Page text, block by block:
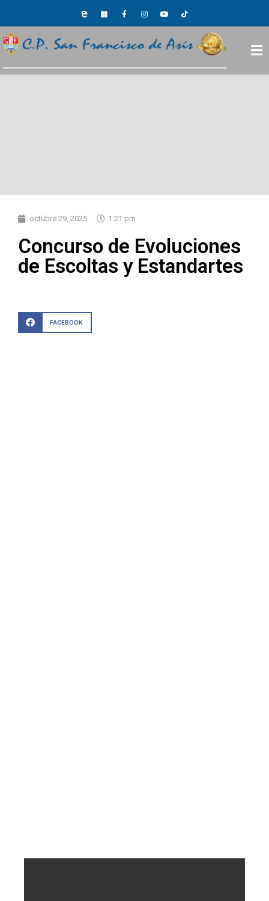
octubre 29, 2025 1:21 pm
Concurso de Evoluciones
de Escoltas y Estandartes
FACEBOOK